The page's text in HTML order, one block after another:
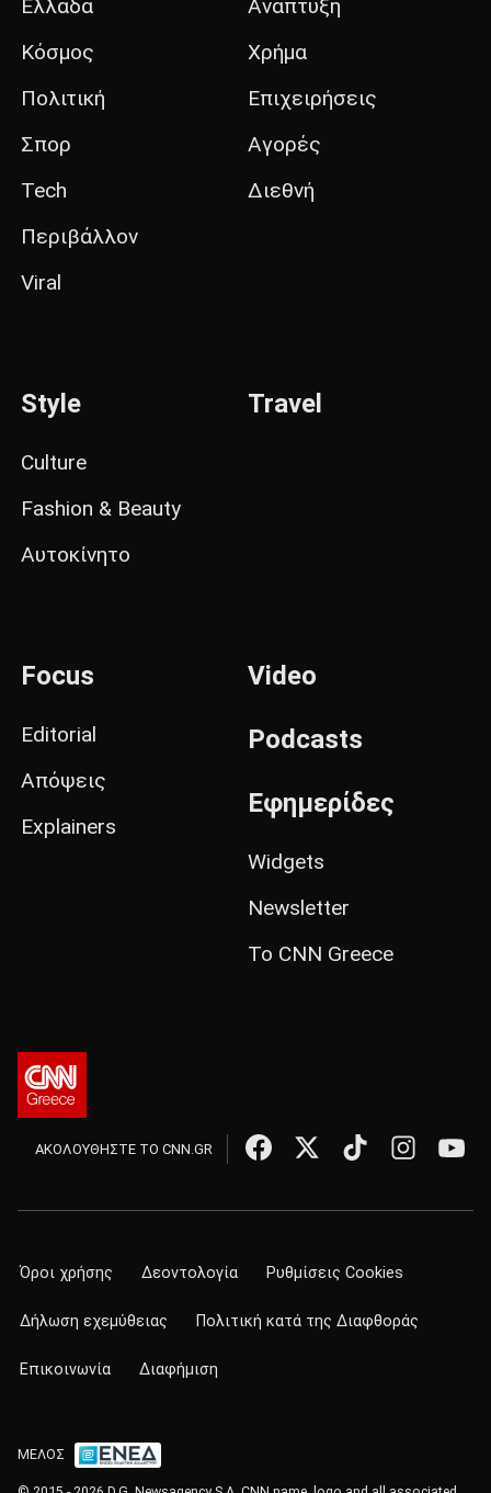
Ελλάδα
Κόσμος
Πολιτική
Σπορ
Tech
Περιβάλλον
Viral
Ανάπτυξη
Χρήμα
Επιχειρήσεις
Αγορές
Διεθνή
Style
Culture
Fashion & Beauty
Αυτοκίνητο
Travel
Focus
Editorial
Απόψεις
Explainers
Video
Podcasts
Εφημερίδες
Widgets
Newsletter
Το CNN Greece
ΑΚΟΛΟΥΘΗΣΤΕ ΤΟ CNN.GR
Όροι χρήσης Δεοντολογία Ρυθμίσεις Cookies
Δήλωση εχεμύθειας Πολιτική κατά της Διαφθοράς
Επικοινωνία Διαφήμιση
ΜΕΛΟΣ